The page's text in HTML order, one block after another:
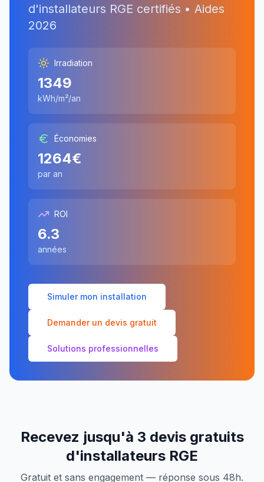
d'installateurs RGE certifiés • Aides
2026
Irradiation
1349
kWh/m²/an
Économies
1264€
par an
ROI
6.3
années
Simuler mon installation
Demander un devis gratuit
Solutions professionnelles
Recevez jusqu'à 3 devis gratuits
d'installateurs RGE
Gratuit et sans engagement — réponse sous 48h.